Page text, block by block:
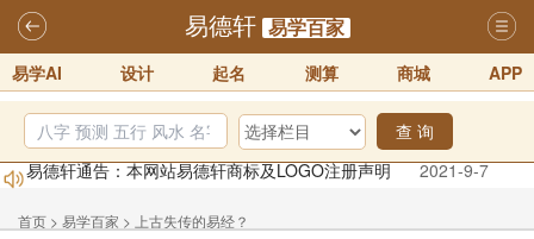
易德轩 易学百家
易学AI 设计 起名 测算 商城 APP
查 询
易德轩通告：本网站易德轩商标及LOGO注册声明
2021-9-7
易德轩易学ai，ai批八字紫微命理相学，ai智能体客服系统开通，欢迎
体验！！
2025-07-01
首页 > 易学百家 > 上古失传的易经？